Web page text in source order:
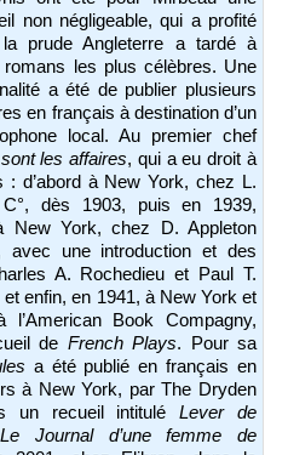
non négligeable, qui a profité
prude Angleterre a tardé à
les plus célèbres. Une
a été de publier plusieurs
en français à destination d’un
local. Au premier chef
les affaires, qui a eu droit à
: d’abord à New York, chez L.
dès 1903, puis en 1939,
New York, chez D. Appleton
avec une introduction et des
A. Rochedieu et Paul T.
et enfin, en 1941, à New York et
l’American Book Compagny,
de French Plays. Pour sa
a été publié en français en
à New York, par The Dryden
un recueil intituléLever de
Le Journal d’une femme de